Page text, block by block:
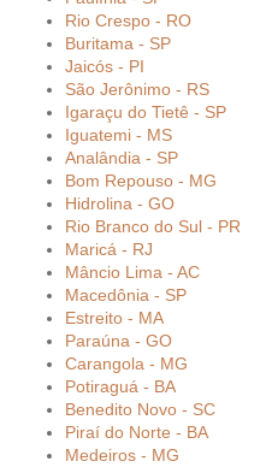
Rio Crespo - RO
Buritama - SP
Jaicós - PI
São Jerônimo - RS
Igaraçu do Tietê - SP
Iguatemi - MS
Analândia - SP
Bom Repouso - MG
Hidrolina - GO
Rio Branco do Sul - PR
Maricá - RJ
Mâncio Lima - AC
Macedônia - SP
Estreito - MA
Paraúna - GO
Carangola - MG
Potiraguá - BA
Benedito Novo - SC
Piraí do Norte - BA
Medeiros - MG